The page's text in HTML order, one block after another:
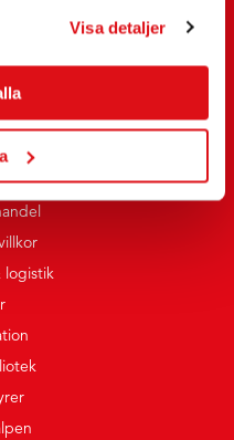
Visa detaljer
logistik